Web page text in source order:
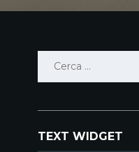
per:
TEXT WIDGET